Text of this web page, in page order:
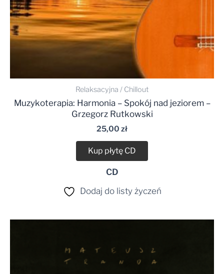
Relaksacyjna / Chillout
Muzykoterapia: Harmonia – Spokój nad jeziorem –
Grzegorz Rutkowski
25,00 zł
Kup płytę CD
CD
Dodaj do listy życzeń